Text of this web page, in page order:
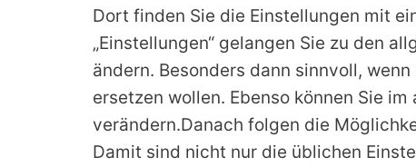
Dort finden Sie die Einstellungen mit
„Einstellungen“ gelangen Sie zu den
ändern. Besonders dann sinnvoll,
ersetzen wollen. Ebenso können Sie
verändern.Danach folgen die
Damit sind nicht nur die üblichen